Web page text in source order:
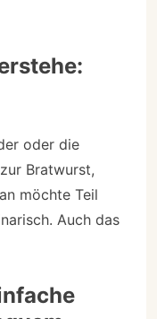
oder die
Bratwurst,
möchte Teil
Auch das